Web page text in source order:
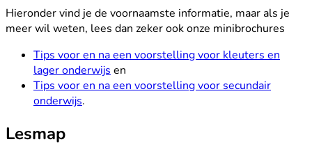
Hieronder vind je de voornaamste informatie, maar als je
meer wil weten, lees dan zeker ook onze minibrochures
Tips voor en na een voorstelling voor kleuters en
lager onderwijs en
Tips voor en na een voorstelling voor secundair
onderwijs.
Lesmap